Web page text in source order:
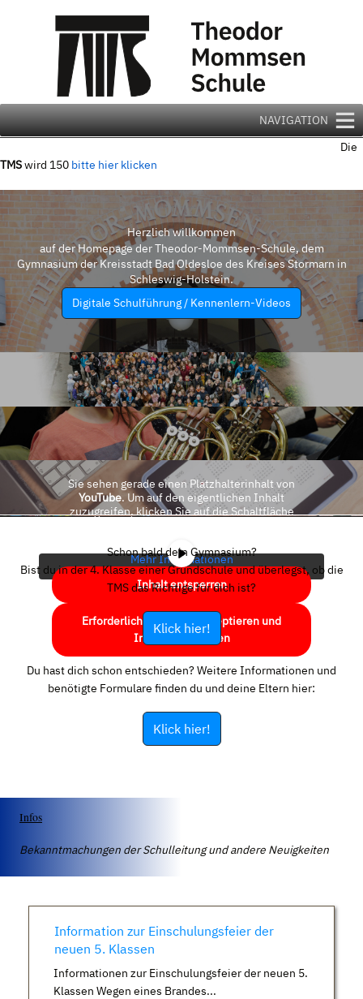
NAVIGATION
Die
TMSwird 150 bitte hier klicken
Herzlich willkommen
auf der Homepage der Theodor-Mommsen-Schule, dem
Gymnasium der Kreisstadt Bad Oldesloe des Kreises Stormarn in
Schleswig-Holstein.
Digitale Schulführung / Kennenlern-Videos
Sie sehen gerade einen Platzhalterinhalt von
YouTube. Um auf den eigentlichen Inhalt
zuzugreifen, klicken Sie auf die Schaltfläche
Mehr Informationen
Inhalt entsperren
Erforderlichen Service akzeptieren und
Inhalte entsperren
Schon bald dein Gymnasium?
Bist du in der 4. Klasse einer Grundschule und überlegst, ob die
TMS das Richtige für dich ist?
Klick hier!
Du hast dich schon entschieden? Weitere Informationen und
benötigte Formulare finden du und deine Eltern hier:
Klick hier!
Infos
Bekanntmachungen der Schulleitung und andere Neuigkeiten
Information zur Einschulungsfeier der
neuen 5. Klassen
Informationen zur Einschulungsfeier der neuen 5.
Klassen Wegen eines Brandes...